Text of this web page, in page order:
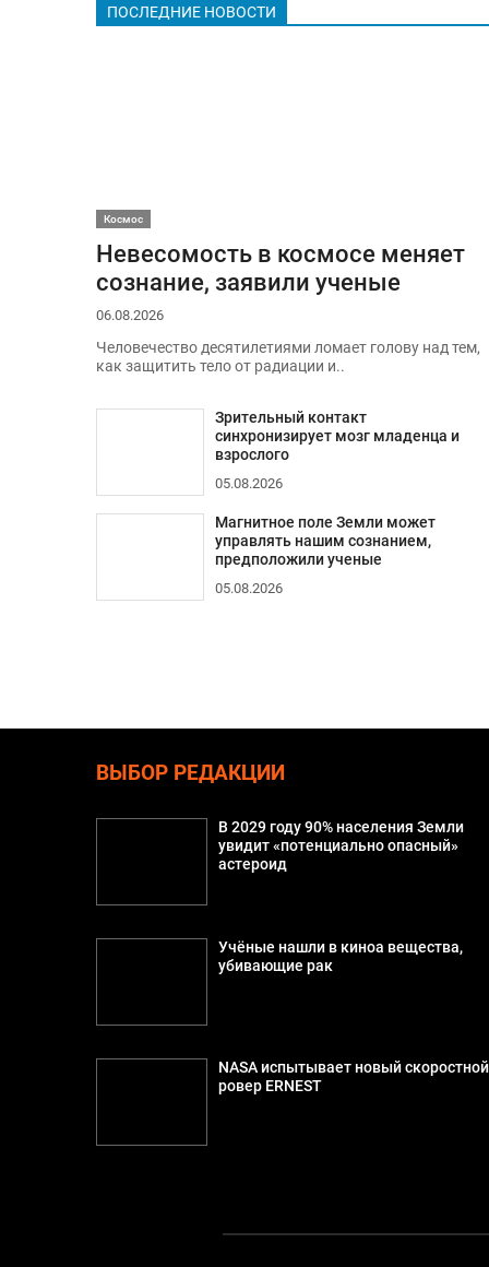
ПОСЛЕДНИЕ НОВОСТИ
Космос
Невесомость в космосе меняет
сознание, заявили ученые
06.08.2026
Человечество десятилетиями ломает голову над тем,
как защитить тело от радиации и..
Зрительный контакт
синхронизирует мозг младенца и
взрослого
05.08.2026
Магнитное поле Земли может
управлять нашим сознанием,
предположили ученые
05.08.2026
ВЫБОР РЕДАКЦИИ
В 2029 году 90% населения Земли
увидит «потенциально опасный»
астероид
Учёные нашли в киноа вещества,
убивающие рак
NASA испытывает новый скоростной
ровер ERNEST